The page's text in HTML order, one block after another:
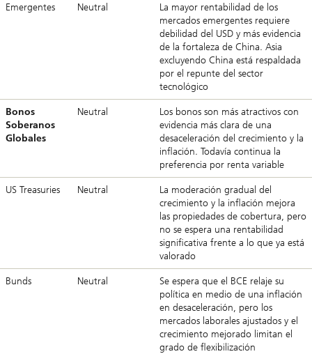
Emergentes Neutral
La mayor rentabilidad de los
mercados emergentes requiere
debilidad del USD y más evidencia
de la fortaleza de China. Asia
excluyendo China está respaldada
por el repunte del sector
tecnológico
Bonos
Soberanos
Globales
Neutral
Los bonos son más atractivos con
evidencia más clara de una
desaceleración del crecimiento y la
inflación. Todavía continua la
preferencia por renta variable
US Treasuries Neutral
La moderación gradual del
crecimiento y la inflación mejora
las propiedades de cobertura, pero
no se espera una rentabilidad
significativa frente a lo que ya está
valorado
Bunds Neutral
Se espera que el BCE relaje su
política en medio de una inflación
en desaceleración, pero los
mercados laborales ajustados y el
crecimiento mejorado limitan el
grado de flexibilización